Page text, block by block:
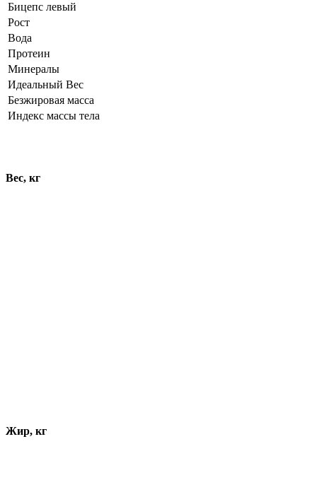
Бицепс левый
Рост
Вода
Протеин
Минералы
Идеальный Вес
Безжировая масса
Индекс массы тела
Вес, кг
Жир, кг